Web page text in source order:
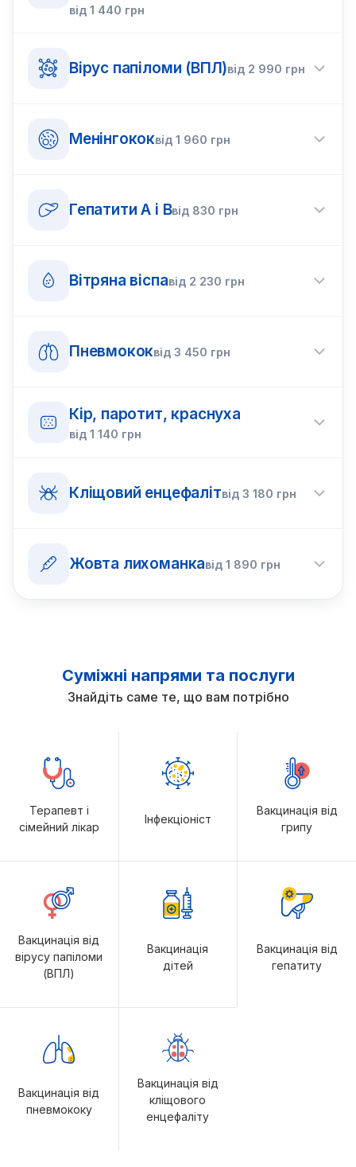
від 1 440 грн
Вірус папіломи (ВПЛ)від 2 990 грн
Менінгококвід1 960 грн
Гепатити A і Bвід 830 грн
Вітряна віспавід 2 230 грн
Пневмококвід3 450 грн
Кір, паротит, краснуха
від 1 140 грн
Кліщовий енцефалітвід 3 180 грн
Жовта лихоманкавід1 890 грн
Суміжні напрями та послуги
Знайдіть саме те, що вам потрібно
Терапевт і
сімейний лікар
Інфекціоніст
Вакцинація від
грипу
Вакцинація від
вірусу папіломи
(ВПЛ)
Вакцинація
дітей
Вакцинація від
гепатиту
Вакцинація від
пневмококу
Вакцинація від
кліщового
енцефаліту